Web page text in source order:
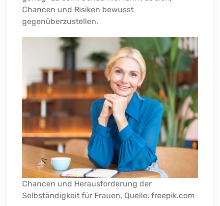
Chancen und Risiken bewusst
gegenüberzustellen.
Chancen und Herausforderung der
Selbständigkeit für Frauen, Quelle: freepik.com